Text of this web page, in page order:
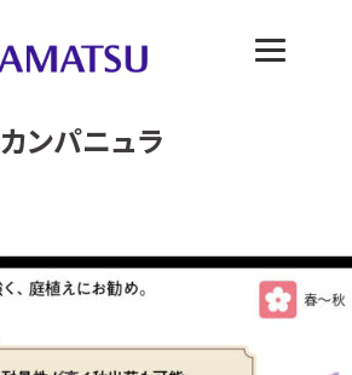
カンパニュラ